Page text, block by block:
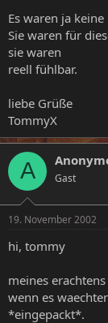
Es waren ja
Sie waren für
sie waren
reell fühlbar.
liebe Grüße
TommyX
A Gast
19. November 2002
hi, tommy
meines
wenn es
*eingepackt*.